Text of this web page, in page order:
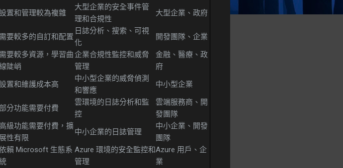
置和管理較為複雜
大型企業的安全事件管
理和合規性
大型企業、政府
需要較多的自訂和配置
日誌分析、搜索、可視
化
開發團隊、企業
需要較多資源，學習曲
陡峭
企業合規性監控和威脅
管理
金融、醫療、政
府
置和維護成本高
中小型企業的威脅偵測
和響應
中小型企業
分功能需要付費
雲環境的日誌分析和監
控
雲端服務商、開
發團隊
高級功能需要付費，擴
展性有限
中小企業的日誌管理
中小企業、開發
團隊
賴 Microsoft 生態系 Azure 環境的安全監控和
管理
Azure 用戶、企
業